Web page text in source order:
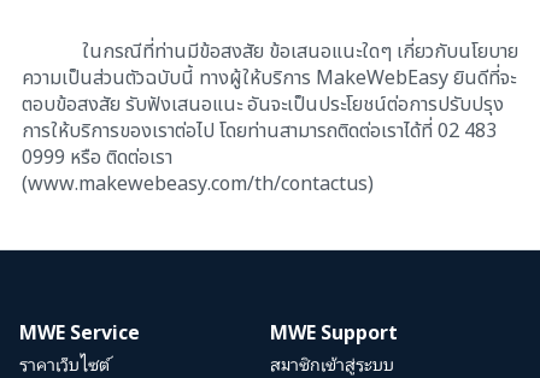
ในกรณีที่ท่านมีข้อสงสัย ข้อเสนอแนะใดๆ เกี่ยวกับนโยบาย
ความเป็นส่วนตัวฉบับนี้ ทางผู้ให้บริการ MakeWebEasy ยินดีที่จะ
ตอบข้อสงสัย รับฟังเสนอแนะ อันจะเป็นประโยชน์ต่อการปรับปรุง
การให้บริการของเราต่อไป โดยท่านสามารถติดต่อเราได้ที่ 02 483
0999 หรือ ติดต่อเรา
(www.makewebeasy.com/th/contactus)
MWE Service
ราคาเว็บไซต์
MWE Support
สมาชิกเข้าสู่ระบบ